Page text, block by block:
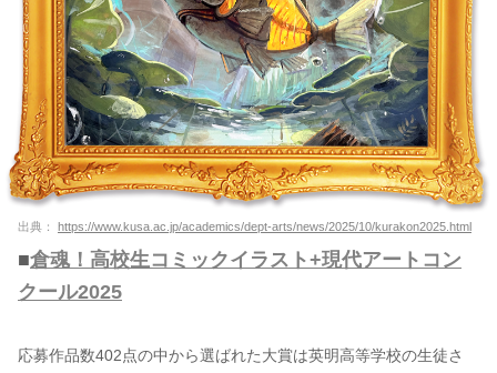
出典： https://www.kusa.ac.jp/academics/dept-arts/news/2025/10/kurakon2025.html
■倉魂！高校生コミックイラスト+現代アートコン
クール2025
応募作品数402点の中から選ばれた大賞は英明高等学校の生徒さ